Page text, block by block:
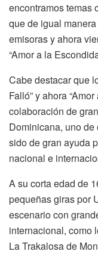
encontramos temas
que de igual
emisoras y ahora
“Amor a la
Cabe destacar que
Falló” y ahora
colaboración de
Dominicana, uno
sido de gran ayuda
nacional e
A su corta edad de
pequeñas giras por
escenario con
internacional, como
La Trakalosa de